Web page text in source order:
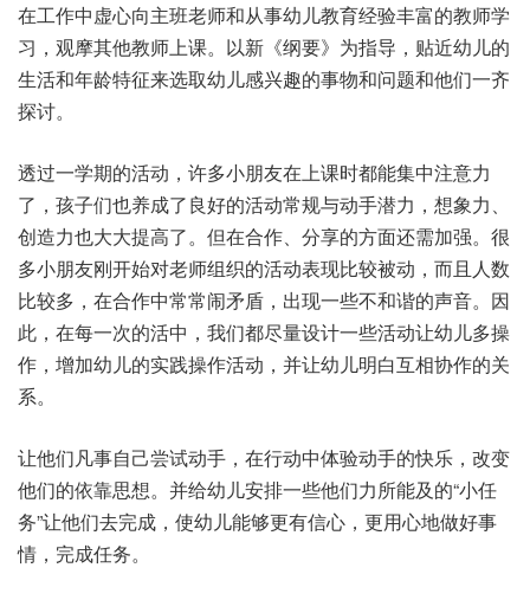
在工作中虚心向主班老师和从事幼儿教育经验丰富的教师学
习，观摩其他教师上课。以新《纲要》为指导，贴近幼儿的
生活和年龄特征来选取幼儿感兴趣的事物和问题和他们一齐
探讨。
透过一学期的活动，许多小朋友在上课时都能集中注意力
了，孩子们也养成了良好的活动常规与动手潜力，想象力、
创造力也大大提高了。但在合作、分享的方面还需加强。很
多小朋友刚开始对老师组织的活动表现比较被动，而且人数
比较多，在合作中常常闹矛盾，出现一些不和谐的声音。因
此，在每一次的活中，我们都尽量设计一些活动让幼儿多操
作，增加幼儿的实践操作活动，并让幼儿明白互相协作的关
系。
让他们凡事自己尝试动手，在行动中体验动手的快乐，改变
他们的依靠思想。并给幼儿安排一些他们力所能及的“小任
务”让他们去完成，使幼儿能够更有信心，更用心地做好事
情，完成任务。